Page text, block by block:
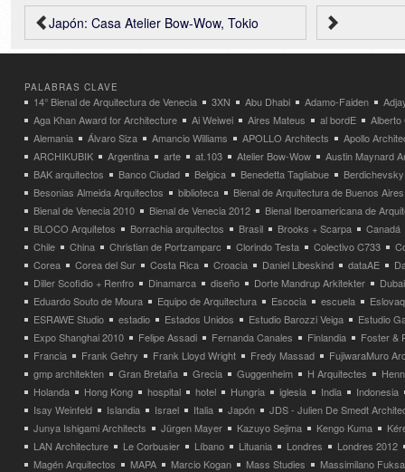
Japón: Casa Atelier Bow-Wow, Tokio
PALABRAS CLAVE
14° Bienal de Arquitectura de Venecia 3XN Abu Dhabi Adamo-Faiden
Aga Khan Award for Architecture
Ai Weiwei Aires Mateus al bordE
Alberto
Alemania
Álvaro Siza Amancio Williams APOLLO Architects
Apollo
ARCHIKUBIK
Argentina arte at.103 Atelier Bow-Wow
Austin Maynard
BAK arquitectos
Banco Ciudad Belgica Benedetta Tagliabue
Besonias Almeida Arquitectos
biblioteca
Bienal de Arquitectura de Buenos Aires
Bienal de Venecia 2010
Bienal de Venecia 2012
Bienal Iberoamericana de
BLOCO Arquitetos
Borrachia arquitectos Brasil Brooks + Scarpa
Canadá
Chile
China Christian de Portzamparc Clorindo Testa Colectivo C733
Corea
Corea del Sur Costa Rica Croacia Daniel Libeskind dataAE
Diller Scofidio + Renfro
Dinamarca diseño Dorte Mandrup Arkitekter
Dubai
Eduardo Souto de Moura
Equipo de Arquitectura Escocia escuela
ESRAWE Studio
estadio Estados Unidos Estudio Barozzi Veiga
Estudio
Expo Shanghai 2010
Felipe Assadi Fernanda Canales Finlandia
Foster &
Francia
Frank Gehry Frank Lloyd Wright Fredy Massad
FujiwaraMuro
gmp architekten
Gran Bretaña Grecia Guggenheim H Arquitectes
Holanda
Hong Kong hospital hotel Hungria iglesia India
Indonesia
Isay Weinfeld
Islandia Israel Italia Japón
JDS - Julien De Smedt
Junya Ishigami Architects
Jürgen Mayer Kazuyo Sejima Kengo Kuma
LAN Architecture
Le Corbusier Líbano Lituania Londres
Londres 2012
Magén Arquitectos
MAPA Marcio Kogan Mass Studies
Massimilano